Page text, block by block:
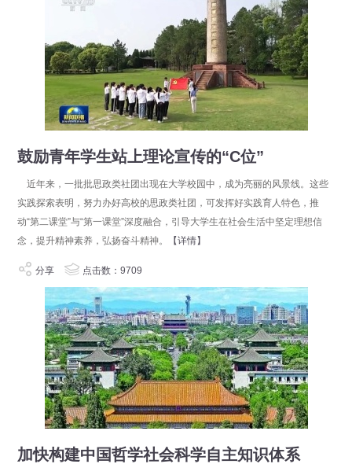
鼓励青年学生站上理论宣传的“C位”
近年来，一批批思政类社团出现在大学校园中，成为亮丽的风景线。这些
实践探索表明，努力办好高校的思政类社团，可发挥好实践育人特色，推
动“第二课堂”与“第一课堂”深度融合，引导大学生在社会生活中坚定理想信
念，提升精神素养，弘扬奋斗精神。
【详情】
分享 点击数：9709
加快构建中国哲学社会科学自主知识体系